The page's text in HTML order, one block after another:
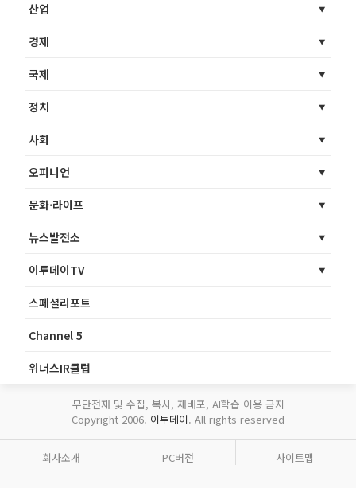
산업
경제
국제
정치
사회
오피니언
문화·라이프
뉴스발전소
이투데이TV
스페셜리포트
Channel 5
위너스IR클럽
무단전재 및 수집, 복사, 재배포, AI학습 이용 금지
Copyright 2006. 이투데이. All rights reserved
회사소개 PC버전 사이트맵